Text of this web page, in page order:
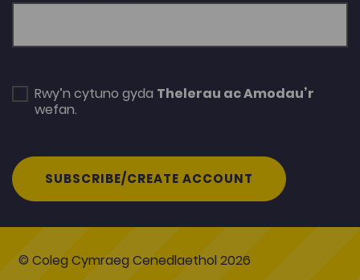
Rwy’n cytuno gyda Thelerau ac Amodau’r
wefan.
SUBSCRIBE/CREATE ACCOUNT
© Coleg Cymraeg Cenedlaethol 2026